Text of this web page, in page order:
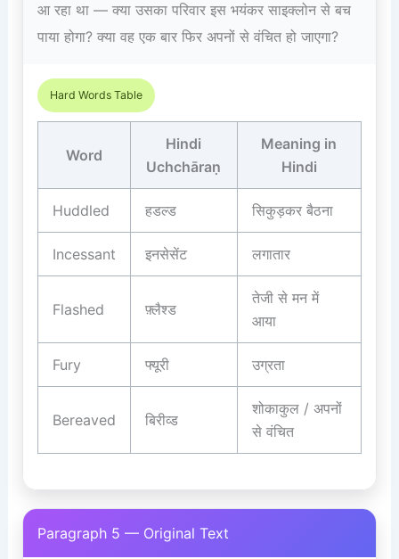
आ रहा था — क्या उसका परिवार इस भयंकर साइक्लोन से बच
पाया होगा? क्या वह एक बार फिर अपनों से वंचित हो जाएगा?
Hard Words Table
Word
Hindi
Uchchāraṇ
Meaning in
Hindi
Huddled हडल्ड सिकुड़कर बैठना
Incessant इनसेसेंट लगातार
Flashed फ़्लैश्ड
तेजी से मन में
आया
Fury फ्यूरी उग्रता
Bereaved बिरीव्ड
शोकाकुल / अपनों
से वंचित
Paragraph 5 — Original Text